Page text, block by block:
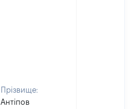
Прізвище:
Антіпов